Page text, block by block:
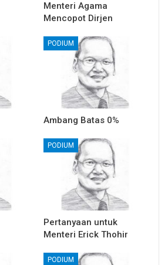
Menteri Agama
Mencopot Dirjen
PODIUM
Ambang Batas 0%
PODIUM
Pertanyaan untuk
Menteri Erick Thohir
PODIUM